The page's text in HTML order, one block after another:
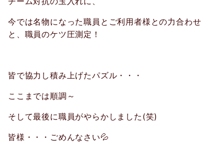
今では名物になった職員とご利用者様との力合わせ
と、職員のケツ圧測定！
皆で協力し積み上げたパズル・・・
ここまでは順調～
そして最後に職員がやらかしました (笑)
皆様・・・ごめんなさい💦